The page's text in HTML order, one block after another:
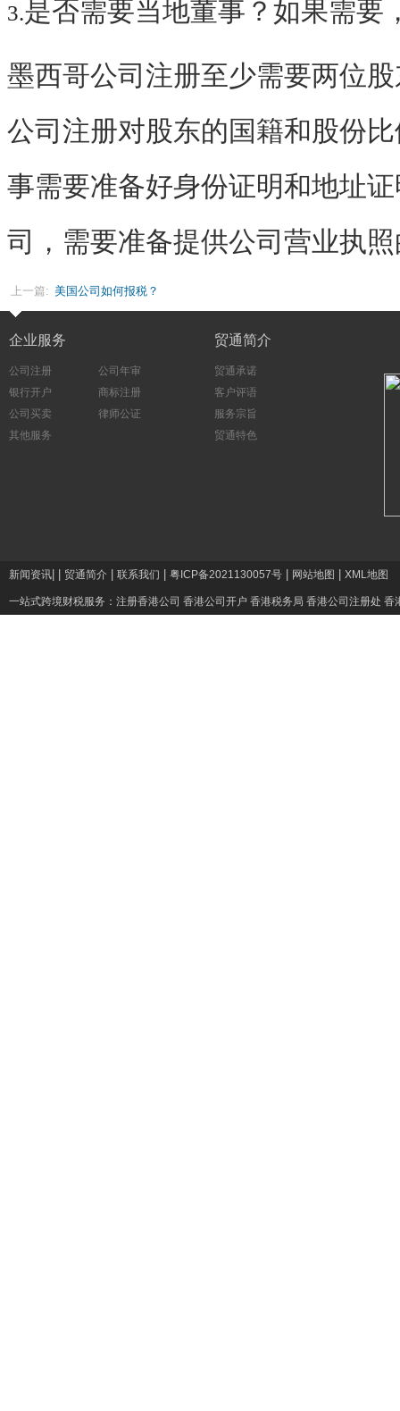
3.是否需要当地董事？如果需要
墨西哥公司注册至少需要两位
公司注册对股东的国籍和股份
事需要准备好身份证明和地址
司，需要准备提供公司营业执
上一篇: 美国公司如何报税？
企业服务
公司注册
公司年审
银行开户
商标注册
公司买卖
律师公证
其他服务
贸通简介
贸通承诺
客户评语
服务宗旨
贸通特色
新闻资讯 贸通简介 联系我们 粤ICP备2021130057号 网站地图 XML地图
一站式跨境财税服务： 注册香港公司 香港公司开户 香港税务局 香港公司注册处 香